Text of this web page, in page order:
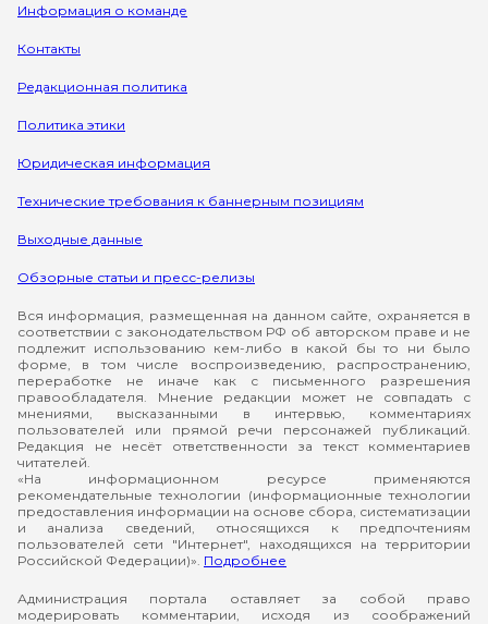
Информация о команде
Контакты
Редакционная политика
Политика этики
Юридическая информация
Технические требования к баннерным позициям
Выходные данные
Обзорные статьи и пресс-релизы
Вся информация, размещенная на данном сайте, охраняется в
соответствии с законодательством РФ об авторском праве и не
подлежит использованию кем-либо в какой бы то ни было
форме, в том числе воспроизведению, распространению,
переработке не иначе как с письменного разрешения
правообладателя. Мнение редакции может не совпадать с
мнениями, высказанными в интервью, комментариях
пользователей или прямой речи персонажей публикаций.
Редакция не несёт ответственности за текст комментариев
читателей.
«На информационном ресурсе применяются
рекомендательные технологии (информационные технологии
предоставления информации на основе сбора, систематизации
и анализа сведений, относящихся к предпочтениям
пользователей сети "Интернет", находящихся на территории
Российской Федерации)». Подробнее
Администрация портала оставляет за собой право
модерировать комментарии, исходя из соображений